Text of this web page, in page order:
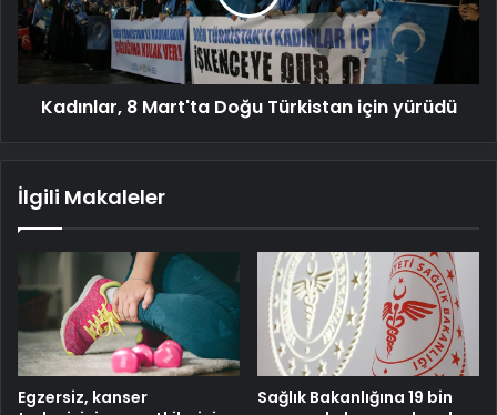
için
yürüdü
Kadınlar, 8 Mart'ta Doğu Türkistan için yürüdü
İlgili Makaleler
Egzersiz, kanser
Sağlık Bakanlığına 19 bin